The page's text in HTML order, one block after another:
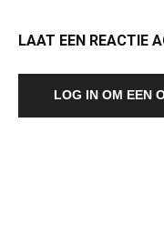
LAAT EEN REACTIE
LOG IN OM EEN